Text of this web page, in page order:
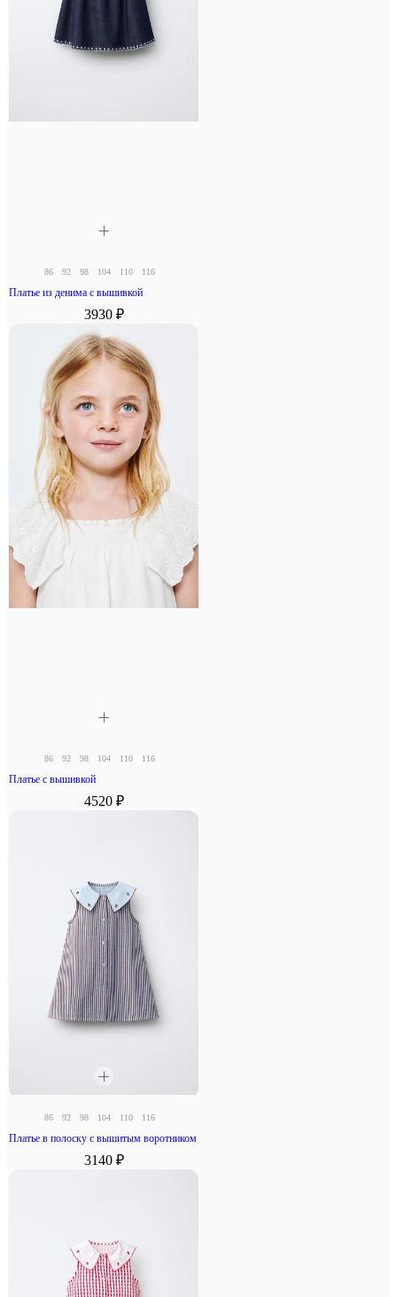
86 92 98 104 110 116
Платье из денима с вышивкой
3930 ₽
86 92 98 104 110 116
Платье с вышивкой
4520 ₽
86 92 98 104 110 116
Платье в полоску с вышитым воротником
3140 ₽